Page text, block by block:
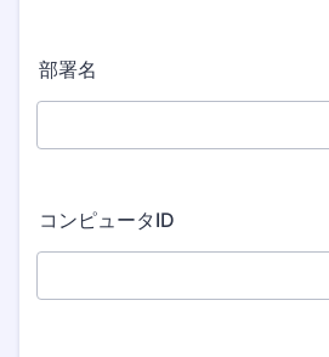
部署名
コンピュータID